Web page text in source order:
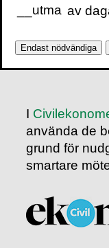
resume.se
koncis och
I
använda de
grund för
smartare
__utma av
Endast nödvändiga